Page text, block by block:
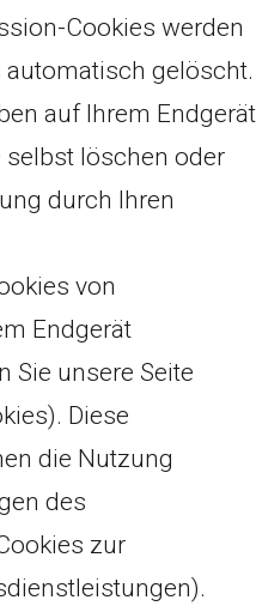
Cookies werden
automatisch gelöscht.
auf Ihrem Endgerät
selbst löschen oder
durch Ihren
von
Endgerät
Sie unsere Seite
Diese
die Nutzung
des
zur